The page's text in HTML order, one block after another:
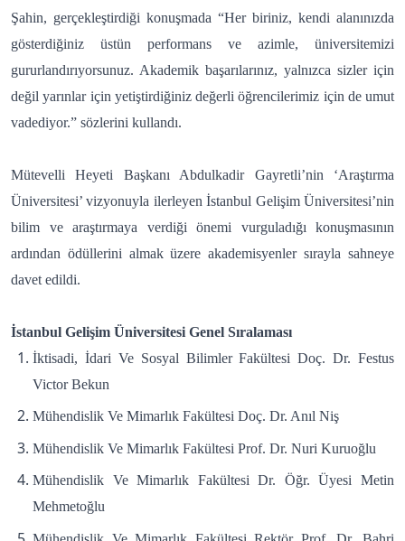
Şahin, gerçekleştirdiği konuşmada “Her biriniz, kendi alanınızda
gösterdiğiniz üstün performans ve azimle, üniversitemizi
gururlandırıyorsunuz. Akademik başarılarınız, yalnızca sizler için
değil yarınlar için yetiştirdiğiniz değerli öğrencilerimiz için de umut
vadediyor.” sözlerini kullandı.
Mütevelli Heyeti Başkanı Abdulkadir Gayretli’nin ‘Araştırma
Üniversitesi’ vizyonuyla ilerleyen İstanbul Gelişim Üniversitesi’nin
bilim ve araştırmaya verdiği önemi vurguladığı konuşmasının
ardından ödüllerini almak üzere akademisyenler sırayla sahneye
davet edildi.
İstanbul Gelişim Üniversitesi Genel Sıralaması
İktisadi, İdari Ve Sosyal Bilimler Fakültesi Doç. Dr. Festus
Victor Bekun
Mühendislik Ve Mimarlık Fakültesi Doç. Dr. Anıl Niş
Mühendislik Ve Mimarlık Fakültesi Prof. Dr. Nuri Kuruoğlu
Mühendislik Ve Mimarlık Fakültesi Dr. Öğr. Üyesi Metin
Mehmetoğlu